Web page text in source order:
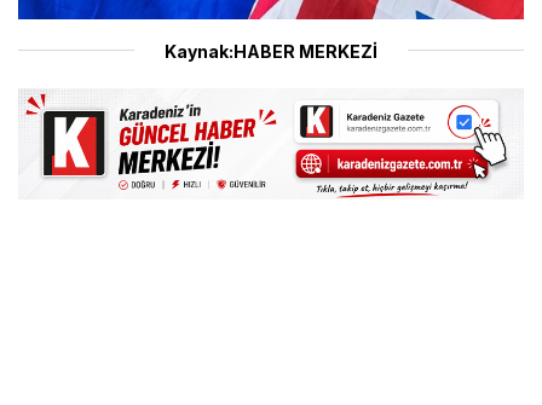
Kaynak:HABER MERKEZİ